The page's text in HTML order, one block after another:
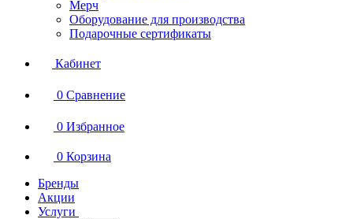
Мерч
Оборудование для производства
Подарочные сертификаты
Кабинет
0 Сравнение
0 Избранное
0 Корзина
Бренды
Акции
Услуги